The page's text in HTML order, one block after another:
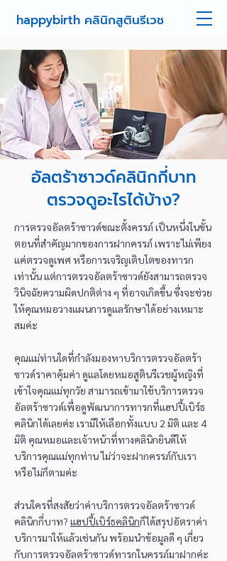
happybirth คลินิกสูตินรีเวช
อัลตร้าซาวด์คลินิกกี่บาท
ตรวจดูอะไรได้บ้าง?
การตรวจอัลตร้าซาวด์ขณะตั้งครรภ์ เป็นหนึ่งในขั้น
ตอนที่สำคัญมากของการฝากครรภ์ เพราะไม่เพียง
แค่ตรวจดูเพศ หรือการเจริญเติบโตของทารก
เท่านั้น แต่การตรวจอัลตร้าซาวด์ยังสามารถตรวจ
วินิจฉัยความผิดปกติต่าง ๆ ที่อาจเกิดขึ้น ซึ่งจะช่วย
ให้คุณหมอวางแผนการดูแลรักษาได้อย่างเหมาะ
สมค่ะ
คุณแม่ท่านใดที่กำลังมองหาบริการตรวจอัลตร้า
ซาวด์ราคาคุ้มค่า ดูแลโดยหมอสูตินรีเวชผู้หญิงที่
เข้าใจคุณแม่ทุกวัย สามารถเข้ามาใช้บริการตรวจ
อัลตร้าซาวด์เพื่อดูพัฒนาการทารกที่แฮปปี้เบิร์ธ
คลินิกได้เลยค่ะ เรามีให้เลือกทั้งแบบ 2 มิติ และ 4
มิติ คุณหมอและเจ้าหน้าที่ทางคลินิกยินดีให้
บริการคุณแม่ทุกท่าน ไม่ว่าจะฝากครรภ์กับเรา
หรือไม่ก็ตามค่ะ
ส่วนใครที่สงสัยว่าค่าบริการตรวจอัลตร้าซาวด์
คลินิกกี่บาท? แฮปปี้เบิร์ธคลินิกก็ได้สรุปอัตราค่า
บริการมาให้แล้วเช่นกัน พร้อมนำข้อมูลดี ๆ เกี่ยว
กับการตรวจอัลตร้าซาวด์ทารกในครรภ์มาฝากค่ะ​